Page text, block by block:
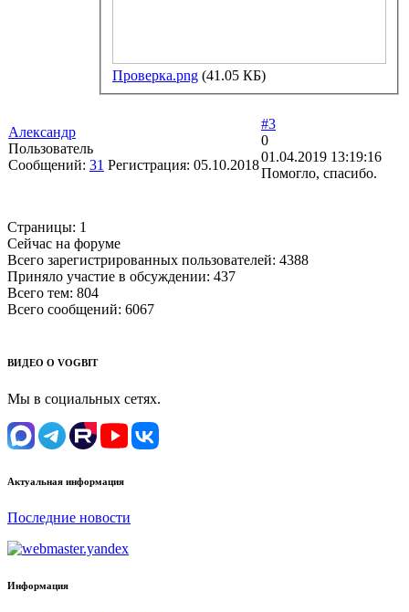
Проверка.png (41.05 КБ)
Александр
Пользователь
Сообщений: 31 Регистрация: 05.10.2018
#3
0
01.04.2019 13:19:16
Помогло, спасибо.
Страницы: 1
Сейчас на форуме
Всего зарегистрированных пользователей: 4388
Приняло участие в обсуждении: 437
Всего тем: 804
Всего сообщений: 6067
ВИДЕО О VOGBIT
Мы в социальных сетях.
Актуальная информация
Последние новости
Информация